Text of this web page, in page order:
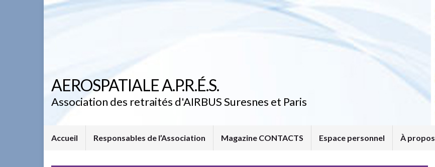
AEROSPATIALE A.P.R.É.S.
Association des retraités d'AIRBUS Suresnes et Paris
Accueil Responsables de l’Association Magazine CONTACTS Espace personnel À propos